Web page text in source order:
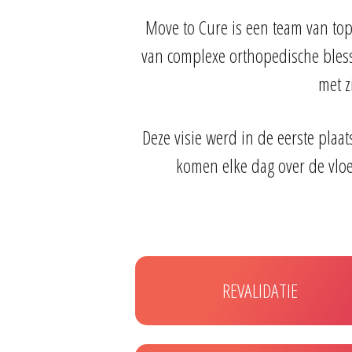
Move to Cure is een team van
van complexe orthopedische
met
Deze visie werd in de eerste
komen elke dag over de
REVALIDATIE